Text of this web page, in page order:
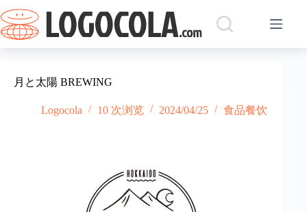
过
内
容
月と太陽 BREWING
Logocola 10 次浏览 2024/04/25 食品餐饮